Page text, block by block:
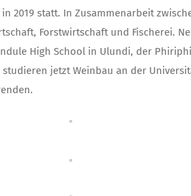
2019 statt. In Zusammenarbeit
Forstwirtschaft und Fischerei.
High School in Ulundi, der
jetzt Weinbau an der